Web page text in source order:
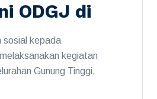
ODGJ di
sosial kepada
kegiatan
Gunung Tinggi,